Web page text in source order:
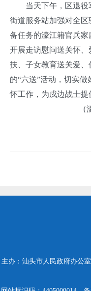
当天下午，区退役
街道服务站加强对全
备任务的濠江籍官兵家
开展走访慰问送关怀
扶、子女教育送关爱
的“六送”活动，切实
怀工作，为戍边战士提
主办：汕头市人民政府办公室